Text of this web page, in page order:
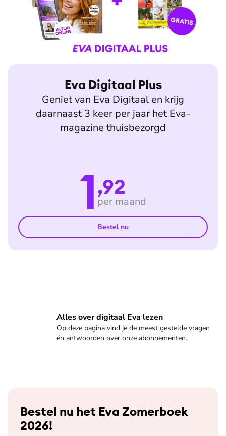
Eva Digitaal Plus
Geniet van Eva Digitaal en krijg
daarnaast 3 keer per jaar het Eva-
magazine thuisbezorgd
1,92
per maand
Bestel nu
Alles over digitaal Eva lezen
Op deze pagina vind je de meest gestelde vragen
én antwoorden over onze abonnementen.
Veelgestelde vragen
Bestel nu het Eva Zomerboek
2026!